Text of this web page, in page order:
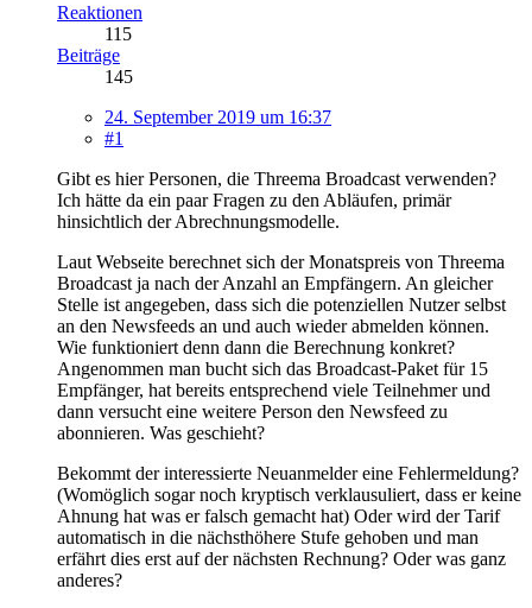
Reaktionen
115
Beiträge
145
24. September 2019 um 16:37
#1
Gibt es hier Personen, die Threema Broadcast verwenden?
Ich hätte da ein paar Fragen zu den Abläufen, primär
hinsichtlich der Abrechnungsmodelle.
Laut Webseite berechnet sich der Monatspreis von Threema
Broadcast ja nach der Anzahl an Empfängern. An gleicher
Stelle ist angegeben, dass sich die potenziellen Nutzer selbst
an den Newsfeeds an und auch wieder abmelden können.
Wie funktioniert denn dann die Berechnung konkret?
Angenommen man bucht sich das Broadcast-Paket für 15
Empfänger, hat bereits entsprechend viele Teilnehmer und
dann versucht eine weitere Person den Newsfeed zu
abonnieren. Was geschieht?
Bekommt der interessierte Neuanmelder eine Fehlermeldung?
(Womöglich sogar noch kryptisch verklausuliert, dass er keine
Ahnung hat was er falsch gemacht hat) Oder wird der Tarif
automatisch in die nächsthöhere Stufe gehoben und man
erfährt dies erst auf der nächsten Rechnung? Oder was ganz
anderes?